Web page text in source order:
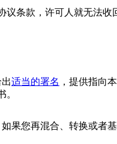
议条款，许可人就无法收
适当的署名 ，提供指向
。
果您再混合、转换或者